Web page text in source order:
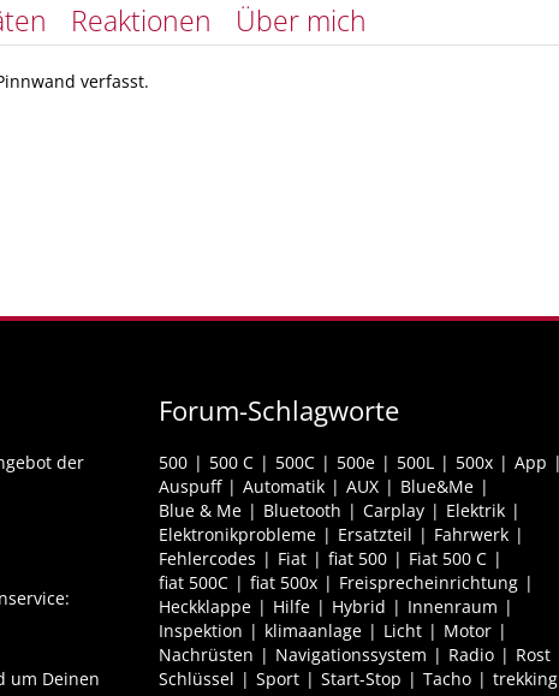
Reaktionen Über mich
verfasst.
der
um Deinen
Forum-Schlagworte
500 500 C 500C 500e 500L 500x
App
Auspuff
Automatik AUX
Blue&Me
Blue & Me
Bluetooth Carplay
Elektrik
Elektronikprobleme
Ersatzteil
Fahrwerk
Fehlercodes
Fiat fiat 500
Fiat 500 C
fiat 500C
fiat 500x
Freisprecheinrichtung
Heckklappe
Hilfe Hybrid
Innenraum
Inspektion
klimaanlage Licht
Motor
Nachrüsten
Navigationssystem Radio
Rost
Schlüssel
Sport Start-Stop Tacho
trekking